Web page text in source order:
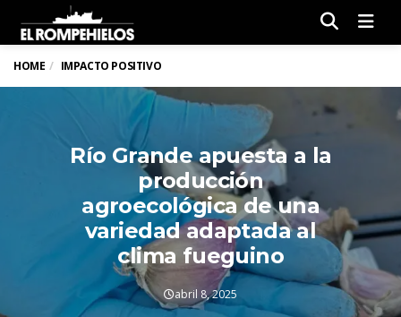
HOME IMPACTO POSITIVO
Río Grande apuesta a la
producción
agroecológica de una
variedad adaptada al
clima fueguino
abril 8, 2025